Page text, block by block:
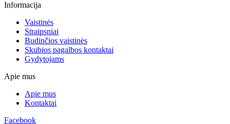
Informacija
Vaistinės
Straipsniai
Budinčios vaistinės
Skubios pagalbos kontaktai
Gydytojams
Apie mus
Apie mus
Kontaktai
Facebook